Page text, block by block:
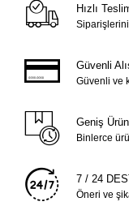
Hızlı
Güvenli
Güvenli ve
Geniş
Binlerce
7 / 24
Öneri ve